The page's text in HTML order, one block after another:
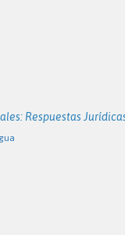
Respuestas